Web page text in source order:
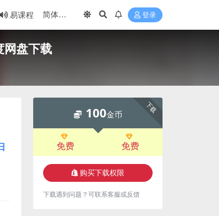
易课程 登录
网盘下载
下载
100金币
免费 免费
购买下载权限
下载遇到问题？可联系客服或反馈